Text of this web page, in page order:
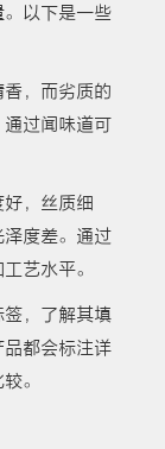
以下是一些
，而劣质的
过闻味道可
，丝质细
度差。通过
艺水平。
，了解其填
都会标注详
。